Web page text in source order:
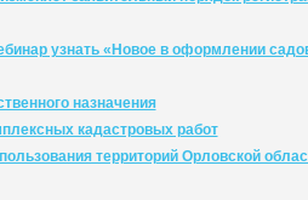
узнать «Новое в оформлении
назначения
кадастровых работ
территорий Орловской